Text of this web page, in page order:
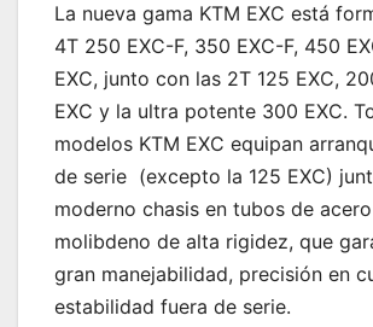
La nueva gama KTM EXC está
4T 250 EXC-F, 350 EXC-F, 450
EXC, junto con las 2T 125 EXC,
EXC y la ultra potente 300 EXC.
modelos KTM EXC equipan
de serie (excepto la 125 EXC)
moderno chasis en tubos de
molibdeno de alta rigidez, que
gran manejabilidad, precisión en
estabilidad fuera de serie.